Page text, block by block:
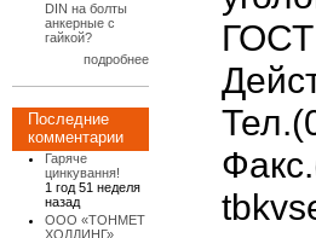
DIN на болты
анкерные с
гайкой?
подробнее
Последние
комментарии
Гаряче
цинкування!
1 год 51 неделя
назад
ООО «ТОНМЕТ
ХОЛДИНГ»